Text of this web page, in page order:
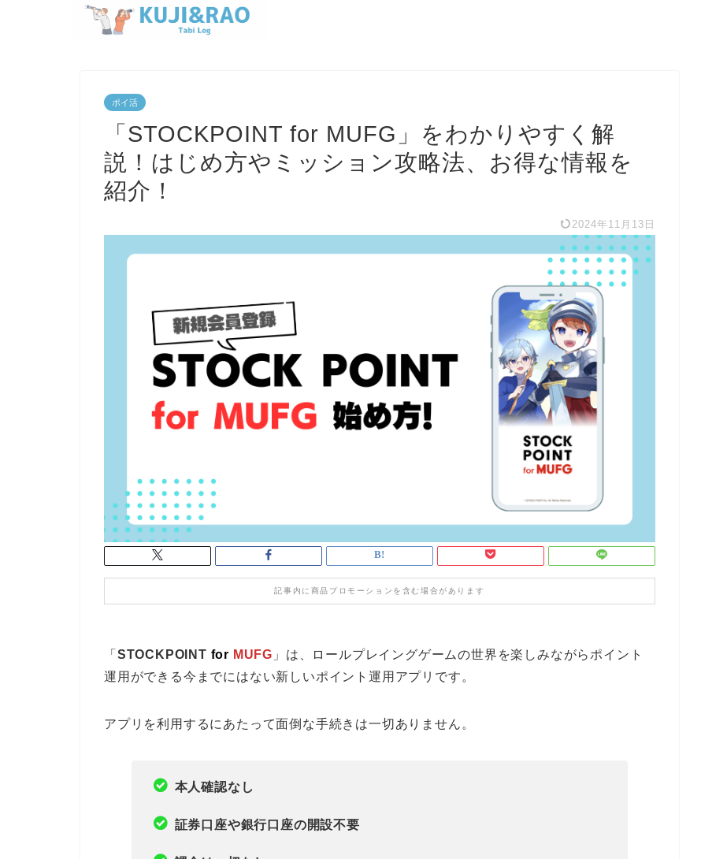
ポイ活
「STOCKPOINT for MUFG」をわかりやすく解
説！はじめ方やミッション攻略法、お得な情報を
紹介！
2024年11月13日
記事内に商品プロモーションを含む場合があります
「 STOCKPOINT for MUFG 」は、ロールプレイングゲームの世界を楽しみながらポイント
運用ができる今までにはない新しいポイント運用アプリです。
アプリを利用するにあたって面倒な手続きは一切ありません。
本人確認なし
証券口座や銀行口座の開設不要